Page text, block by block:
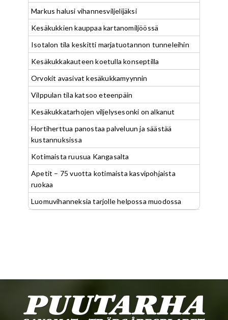
Markus halusi vihannesviljelijäksi
Kesäkukkien kauppaa kartanomiljöössä
Isotalon tila keskitti marjatuotannon tunneleihin
Kesäkukkakauteen koetulla konseptilla
Orvokit avasivat kesäkukkamyynnin
Vilppulan tila katsoo eteenpäin
Kesäkukkatarhojen viljelysesonki on alkanut
Hortiherttua panostaa palveluun ja säästää
kustannuksissa
Kotimaista ruusua Kangasalta
Apetit – 75 vuotta kotimaista kasvipohjaista
ruokaa
Luomuvihanneksia tarjolle helpossa muodossa